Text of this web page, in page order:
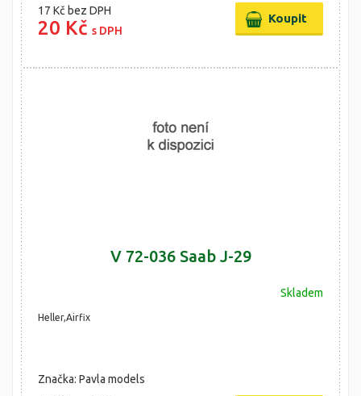
17 Kč bez DPH
20 Kč s DPH
V 72-036 Saab J-29
Skladem
Heller,Airfix
Značka: Pavla models